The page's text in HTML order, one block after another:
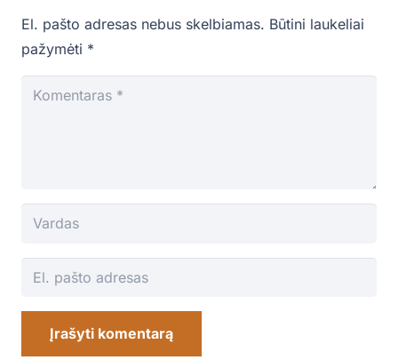
El. pašto adresas nebus skelbiamas. Būtini laukeliai
pažymėti *
Įrašyti komentarą